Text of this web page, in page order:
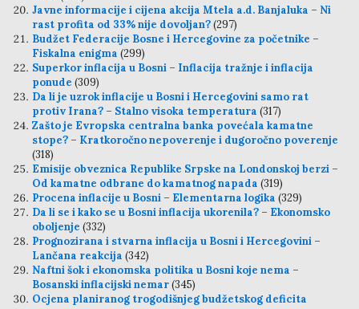
Javne informacije i cijena akcija Mtela a.d. Banjaluka – Ni
rast profita od 33% nije dovoljan?(297)
Budžet Federacije Bosne i Hercegovine za početnike –
Fiskalna enigma (299)
Superkor inflacija u Bosni – Inflacija tražnje i inflacija
ponude (309)
Da li je uzrok inflacije u Bosni i Hercegovini samo rat
protiv Irana? – Stalno visoka temperatura (317)
Zašto je Evropska centralna banka povećala kamatne
stope? – Kratkoročno nepoverenje i dugoročno poverenje
(318)
Emisije obveznica Republike Srpske na Londonskoj berzi –
Od kamatne odbrane do kamatnog napada (319)
Procena inflacije u Bosni – Elementarna logika (329)
Da li se i kako se u Bosni inflacija ukorenila? – Ekonomsko
oboljenje (332)
Prognozirana i stvarna inflacija u Bosni i Hercegovini –
Lančana reakcija (342)
Naftni šok i ekonomska politika u Bosni koje nema –
Bosanski inflacijski nemar(345)
Ocjena planiranog trogodišnjeg budžetskog deficita